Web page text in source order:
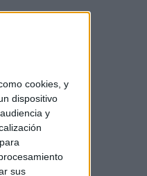
cookies, y
dispositivo
y
sus